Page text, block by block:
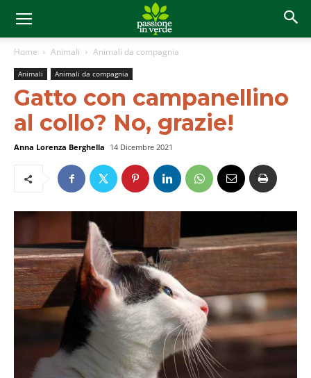
Home Animali Animali da compagnia
Animali Animali da compagnia
Gatto con campanellino
al collo? No, grazie!
Anna Lorenza Berghella 14 Dicembre 2021